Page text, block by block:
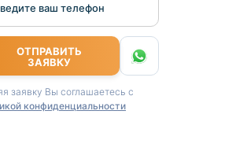
ваш телефон
ОТПРАВИТЬ
ЗАЯВКУ
заявку Вы соглашаетесь с
конфиденциальности